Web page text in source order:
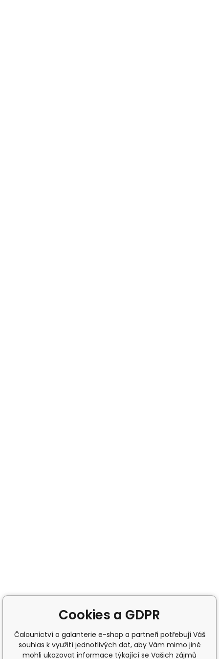
Cookies a GDPR
Čalounictví a galanterie e-shop a partneři potřebují Váš
souhlas k využití jednotlivých dat, aby Vám mimo jiné
mohli ukazovat informace týkající se Vašich zájmů